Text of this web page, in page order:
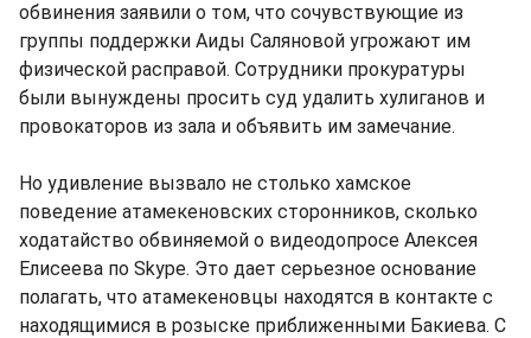
обвинения заявили о том, что сочувствующие из
группы поддержки Аиды Саляновой угрожают им
физической расправой. Сотрудники прокуратуры
были вынуждены просить суд удалить хулиганов и
провокаторов из зала и объявить им замечание.
Но удивление вызвало не столько хамское
поведение атамекеновских сторонников, сколько
ходатайство обвиняемой о видеодопросе Алексея
Елисеева по Skype. Это дает серьезное основание
полагать, что атамекеновцы находятся в контакте с
находящимися в розыске приближенными Бакиева. С